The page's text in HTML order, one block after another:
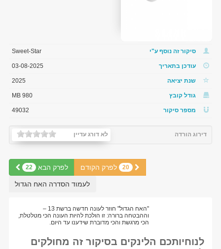
סיקור זה נוסף ע"י Sweet-Star
עודכן בתאריך 03-08-2025
שנת יציאה 2025
גודל קובץ 980 MB
מספר סיקור 49032
לא דורג עדיין דירוג הורדה
לפרק הבא 22 20 לפרק הקודם
לעמוד הסדרה האח הגדול
לנוחיותכם הלינקים בסיקור זה מחולקים
"האח הגדול" חוזר לעונה חדשה ברשת 13 –
וההבטחה ברורה: זו הולכת להיות העונה הכי מטלטלת,
הכי מרגשת והכי מדוברת שידענו עד היום.